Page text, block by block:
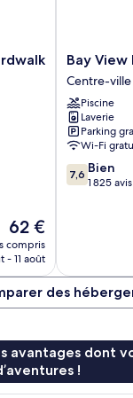
Le
nouveau
prix
de
62 €
62 €
compris
- 11 août
Bay
View
Resort
Centre-
ville
de
Myrtle
Beach
Bay View
Centre-
Piscine
Laverie
Parking
Wi-Fi
7.6
sur
7,6 Bien
1 825 avis
des
avantages dont
!